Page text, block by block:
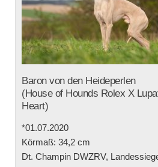
Baron von den Heideperlen
(House of Hounds Rolex X
Heart)
*01.07.2020
Körmaß: 34,2 cm
Dt. Champin DWZRV,